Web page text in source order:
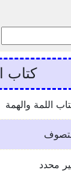
كتاب
اللمة والهمة
محدد